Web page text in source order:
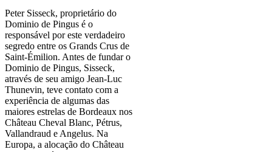
Peter Sisseck, proprietário do
Dominio de Pingus é o
responsável por este verdadeiro
segredo entre os Grands Crus de
Saint-Émilion. Antes de fundar o
Dominio de Pingus, Sisseck,
através de seu amigo Jean-Luc
Thunevin, teve contato com a
experiência de algumas das
maiores estrelas de Bordeaux nos
Château Cheval Blanc, Pétrus,
Vallandraud e Angelus. Na
Europa, a alocação do Château